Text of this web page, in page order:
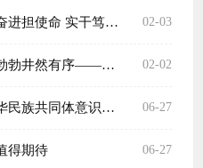
【中国社会工作报】砥砺奋进担使命 实干笃行谱新篇 02-03
【人民日报】让社会生机勃勃井然有序——新时代社会工作不断加强 02-02
【人民政协报】为铸牢中华民族共同体意识提供坚实法治保障 06-27
得期待 06-27